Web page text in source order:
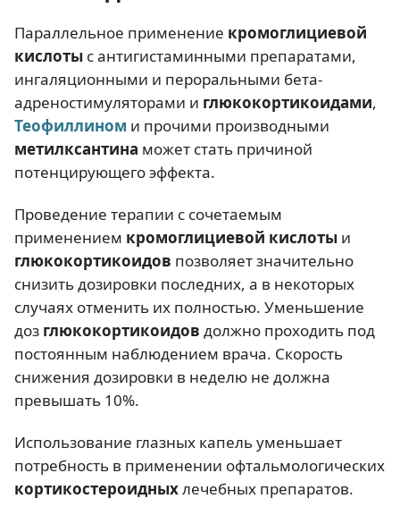
Параллельное применение кромоглициевой
кислоты с антигистаминными препаратами,
ингаляционными и пероральными бета-
адреностимуляторами и глюкокортикоидами,
Теофиллином и прочими производными
метилксантина может стать причиной
потенцирующего эффекта.
Проведение терапии с сочетаемым
применением кромоглициевой кислоты и
глюкокортикоидов позволяет значительно
снизить дозировки последних, а в некоторых
случаях отменить их полностью. Уменьшение
доз глюкокортикоидов должно проходить под
постоянным наблюдением врача. Скорость
снижения дозировки в неделю не должна
превышать 10%.
Использование глазных капель уменьшает
потребность в применении офтальмологических
кортикостероидныхлечебных препаратов.